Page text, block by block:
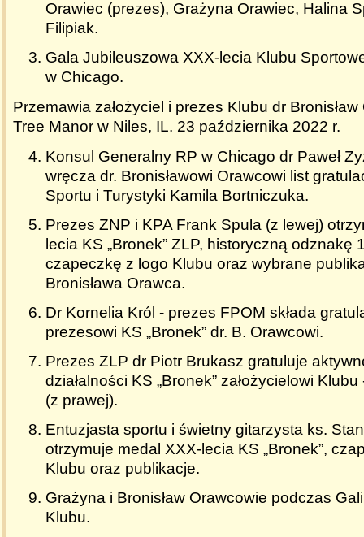
Orawiec (prezes), Grażyna Orawiec, Halina
Filipiak.
Gala Jubileuszowa XXX-lecia Klubu
w Chicago.
Przemawia założyciel i prezes Klubu dr
Tree Manor w Niles, IL. 23 października 2022 r.
Konsul Generalny RP w Chicago dr Paweł
wręcza dr. Bronisławowi Orawcowi list
Sportu i Turystyki Kamila Bortniczuka.
Prezes ZNP i KPA Frank Spula (z lewej)
lecia KS „Bronek” ZLP, historyczną odznakę
czapeczkę z logo Klubu oraz wybrane
Bronisława Orawca.
Dr Kornelia Król - prezes FPOM składa
prezesowi KS „Bronek” dr. B. Orawcowi.
Prezes ZLP dr Piotr Brukasz gratuluje
działalności KS „Bronek” założycielowi
(z prawej).
Entuzjasta sportu i świetny gitarzysta ks.
otrzymuje medal XXX-lecia KS „Bronek”,
Klubu oraz publikacje.
Grażyna i Bronisław Orawcowie podczas
Klubu.